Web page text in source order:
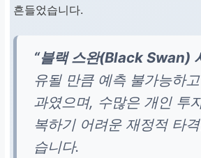
흔들었습니다.
“블랙 스완(Black Swan)
유될 만큼 예측 불가능하
과였으며, 수많은 개인 투
복하기 어려운 재정적 타
습니다.